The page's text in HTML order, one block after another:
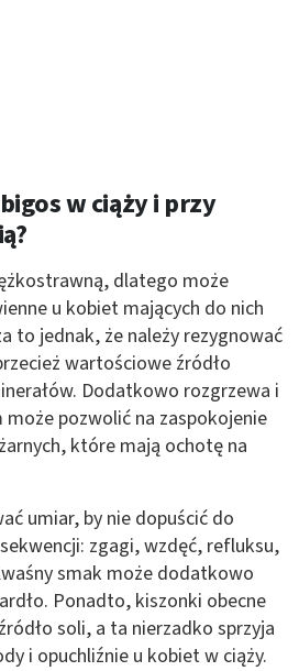
w ciąży i przy
dlatego może
u kobiet mających do nich
to jednak, że należy rezygnować
wartościowe źródło
Dodatkowo rozgrzewa i
pozwolić na zaspokojenie
które mają ochotę na
umiar, by nie dopuścić do
zgagi, wzdęć, refluksu,
smak może dodatkowo
Ponadto, kiszonki obecne
soli, a ta nierzadko sprzyja
i opuchliźnie u kobiet w ciąży.
na podstawie